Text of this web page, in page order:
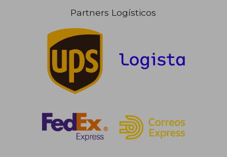
Partners Logísticos